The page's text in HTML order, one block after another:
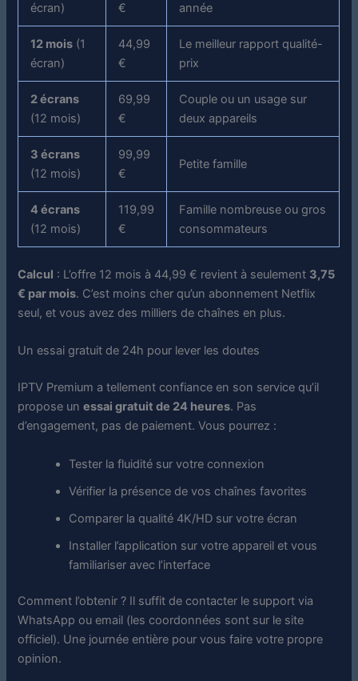
écran)
€
année
12 mois (1
écran)
44,99
€
Le meilleur rapport qualité-
prix
2 écrans
(12 mois)
69,99
€
Couple ou un usage sur
deux appareils
3 écrans
(12 mois)
99,99
€
Petite famille
4 écrans
(12 mois)
119,99
€
Famille nombreuse ou gros
consommateurs
Calcul : L’offre 12 mois à 44,99 € revient à seulement 3,75
€ par mois. C’est moins cher qu’un abonnement Netflix
seul, et vous avez des milliers de chaînes en plus.
Un essai gratuit de 24h pour lever les doutes
IPTV Premium a tellement confiance en son service qu’il
propose unessai gratuit de 24 heures. Pas
d’engagement, pas de paiement. Vous pourrez :
Tester la fluidité sur votre connexion
Vérifier la présence de vos chaînes favorites
Comparer la qualité 4K/HD sur votre écran
Installer l’application sur votre appareil et vous
familiariser avec l’interface
Comment l’obtenir ? Il suffit de contacter le support via
WhatsApp ou email (les coordonnées sont sur le site
officiel). Une journée entière pour vous faire votre propre
opinion.